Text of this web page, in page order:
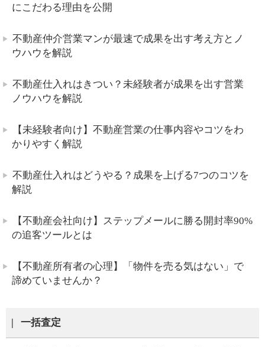
にこだわる理由を公開
不動産仲介営業マンが最速で成果を出す考え方とノ
ウハウを解説
不動産仕入れはきつい？未経験者が成果を出す営業
ノウハウを解説
【未経験者向け】不動産営業の仕事内容やコツをわ
かりやすく解説
不動産仕入れはどうやる？成果を上げる7つのコツを
解説
【不動産会社向け】ステップメールに勝る開封率90%
の追客ツールとは
【不動産所有者の心理】「物件を売る気はない」で
諦めていませんか？
一括査定